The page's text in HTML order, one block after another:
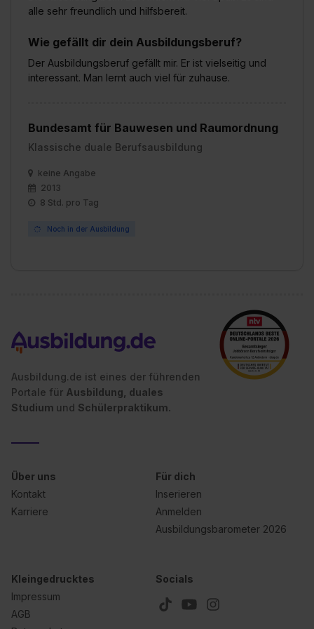
alle sehr freundlich und hilfsbereit.
Wie gefällt dir dein Ausbildungsberuf?
Der Ausbildungsberuf gefällt mir. Er ist vielseitig und
interessant. Man lernt auch viel für zuhause.
Bundesamt für Bauwesen und Raumordnung
Klassische duale Berufsausbildung
keine Angabe
2013
8 Std. pro Tag
Noch in der Ausbildung
Ausbildung.de ist eines der führenden
Portale für Ausbildung, duales
Studium und Schülerpraktikum.
Über uns
Kontakt
Karriere
Für dich
Inserieren
Anmelden
Ausbildungsbarometer 2026
Kleingedrucktes
Impressum
AGB
Socials